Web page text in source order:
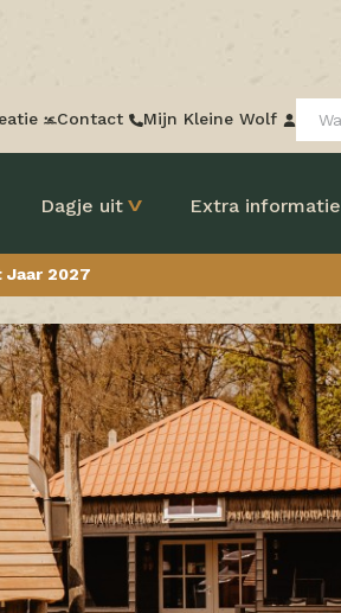
Contact Mijn Kleine Wolf
Dagje uit Extra informatie
Jaar 2027